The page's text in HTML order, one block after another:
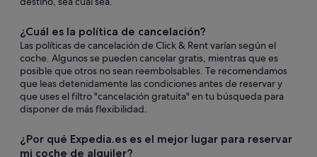
¿Cuál es la política de cancelación?
Las políticas de cancelación de Click & Rent varían según el
coche. Algunos se pueden cancelar gratis, mientras que es
posible que otros no sean reembolsables. Te recomendamos
que leas detenidamente las condiciones antes de reservar y
que uses el filtro "cancelación gratuita" en tu búsqueda para
disponer de más flexibilidad.
¿Por qué Expedia.es es el mejor lugar para reservar
mi coche de alquiler?